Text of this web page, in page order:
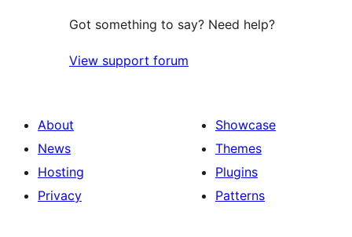
Got something to say? Need help?
View support forum
About
News
Hosting
Privacy
Showcase
Themes
Plugins
Patterns